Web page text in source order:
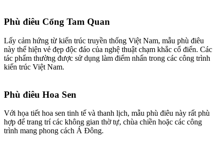
Phù điêu Cổng Tam Quan
Lấy cảm hứng từ kiến trúc truyền thống Việt Nam, mẫu phù điêu
này thể hiện vẻ đẹp độc đáo của nghệ thuật chạm khắc cổ điển. Các
tác phẩm thường được sử dụng làm điểm nhấn trong các công trình
kiến trúc Việt Nam.
Phù điêu Hoa Sen
Với họa tiết hoa sen tinh tế và thanh lịch, mẫu phù điêu này rất phù
hợp để trang trí các không gian thờ tự, chùa chiền hoặc các công
trình mang phong cách Á Đông.